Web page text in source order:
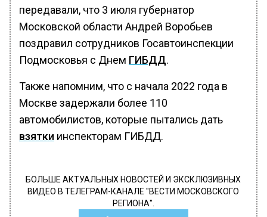
передавали, что 3 июля губернатор
Московской области Андрей Воробьев
поздравил сотрудников Госавтоинспекции
Подмосковья с Днем ГИБДД.
Также напомним, что с начала 2022 года в
Москве задержали более 110
автомобилистов, которые пытались дать
взятки инспекторам ГИБДД.
БОЛЬШЕ АКТУАЛЬНЫХ НОВОСТЕЙ И ЭКСКЛЮЗИВНЫХ
ВИДЕО В ТЕЛЕГРАМ-КАНАЛЕ "ВЕСТИ МОСКОВСКОГО
РЕГИОНА".